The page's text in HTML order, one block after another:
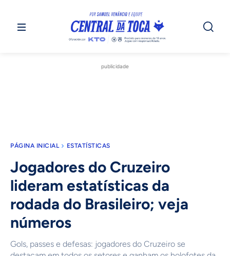
publicidade
PÁGINA INICIAL ESTATÍSTICAS
Jogadores do Cruzeiro
lideram estatísticas da
rodada do Brasileiro; veja
números
Gols, passes e defesas: jogadores do Cruzeiro se